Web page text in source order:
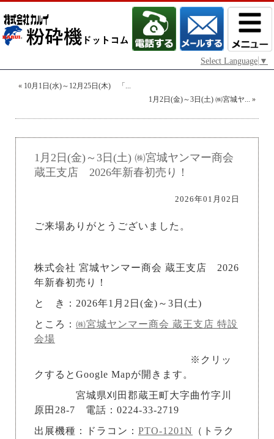
Select Language ▼
« 10月1日(水)～12月25日(木) 「...
1月2日(金)～3日(土) ㈱宮城ヤ... »
1月2日(金)～3日(土) ㈱宮城ヤンマー商会
蔵王支店 2026年新春初売り！
2026年01月02日
ご来場ありがとうございました。
株式会社 宮城ヤンマー商会 蔵王支店 2026
年新春初売り！
と き：2026年1月2日(金)～3日(土)
ところ： ㈱宮城ヤンマー商会 蔵王支店 特設
会場
※クリッ
クするとGoogle Mapが開きます。
宮城県刈田郡蔵王町大字曲竹字川
原田28-7 電話：0224-33-2719
出展機種：ドラコン： PTO-1201N
（トラク